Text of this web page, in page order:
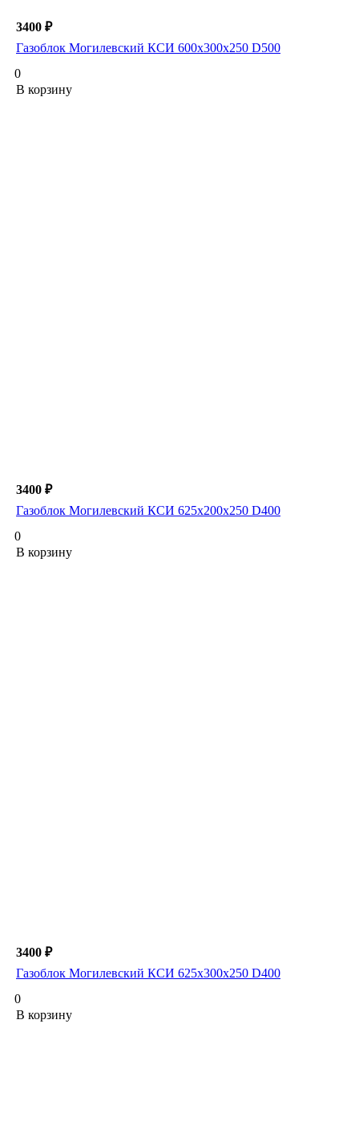
3400 ₽
Газоблок Могилевский КСИ 600х300х250 D500
0
В корзину
3400 ₽
Газоблок Могилевский КСИ 625х200х250 D400
0
В корзину
3400 ₽
Газоблок Могилевский КСИ 625х300х250 D400
0
В корзину